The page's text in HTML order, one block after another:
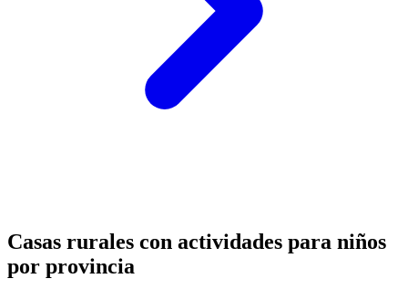
Casas rurales con actividades para niños
por provincia